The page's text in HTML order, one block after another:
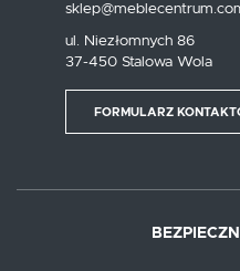
ul. Niezłomnych 86
37-450 Stalowa Wola
FORMULARZ